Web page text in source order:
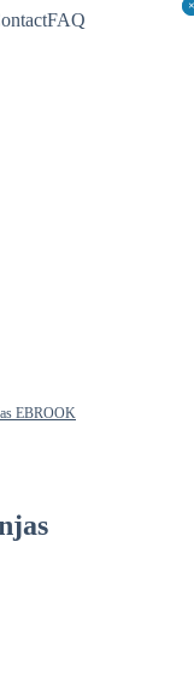
FAQ
×
×
EBROOK